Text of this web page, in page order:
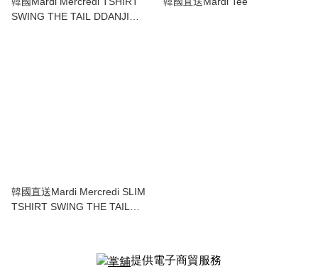
SWING THE TAIL DDANJI
韓國直送Mardi Mercredi SLIM
TSHIRT SWING THE TAIL
提供電子商貿服務